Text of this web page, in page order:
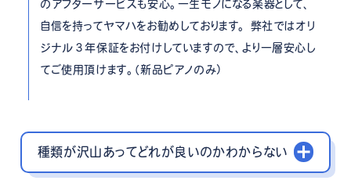
のアフターサービスも安心。一生モノになる楽器として、
自信を持ってヤマハをお勧めしております。 弊社ではオリ
ジナル３年保証をお付けしていますので、より一層安心し
てご使用頂けます。（新品ピアノのみ）
種類が沢山あってどれが良いのかわからない